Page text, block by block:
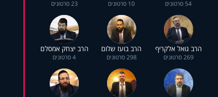
54 סרטונים 10 סרטונים 23 סרטונים
הרב גואל אלקריף
269 סרטונים
הרב בועז שלום
298 סרטונים
הרב יצחק אמסלם
4 סרטונים